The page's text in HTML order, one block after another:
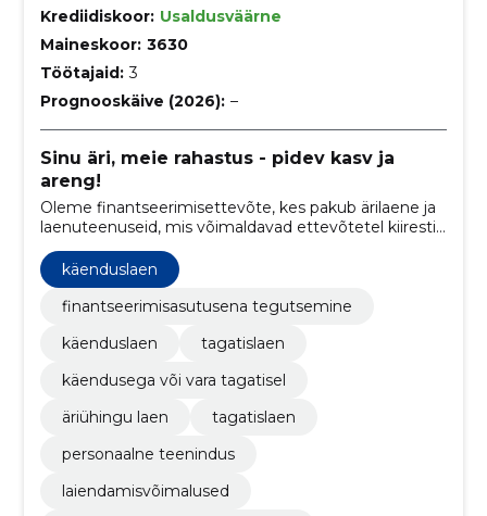
Krediidiskoor: Usaldusväärne
Maineskoor: 3630
Töötajaid: 3
Prognooskäive (2026): –
Sinu äri, meie rahastus - pidev kasv ja
areng!
Oleme finantseerimisettevõte, kes pakub ärilaene ja
laenuteenuseid, mis võimaldavad ettevõtetel kiiresti
käenduslaen
finantseerimisasutusena tegutsemine
käenduslaen
tagatislaen
käendusega või vara tagatisel
äriühingu laen
tagatislaen
personaalne teenindus
laiendamisvõimalused